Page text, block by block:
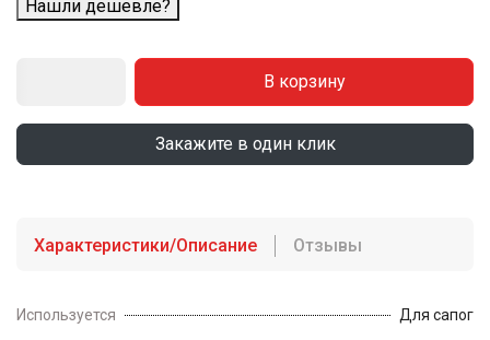
Нашли дешевле?
В корзину
Закажите в один клик
Характеристики/Описание Отзывы
Используется Для сапог